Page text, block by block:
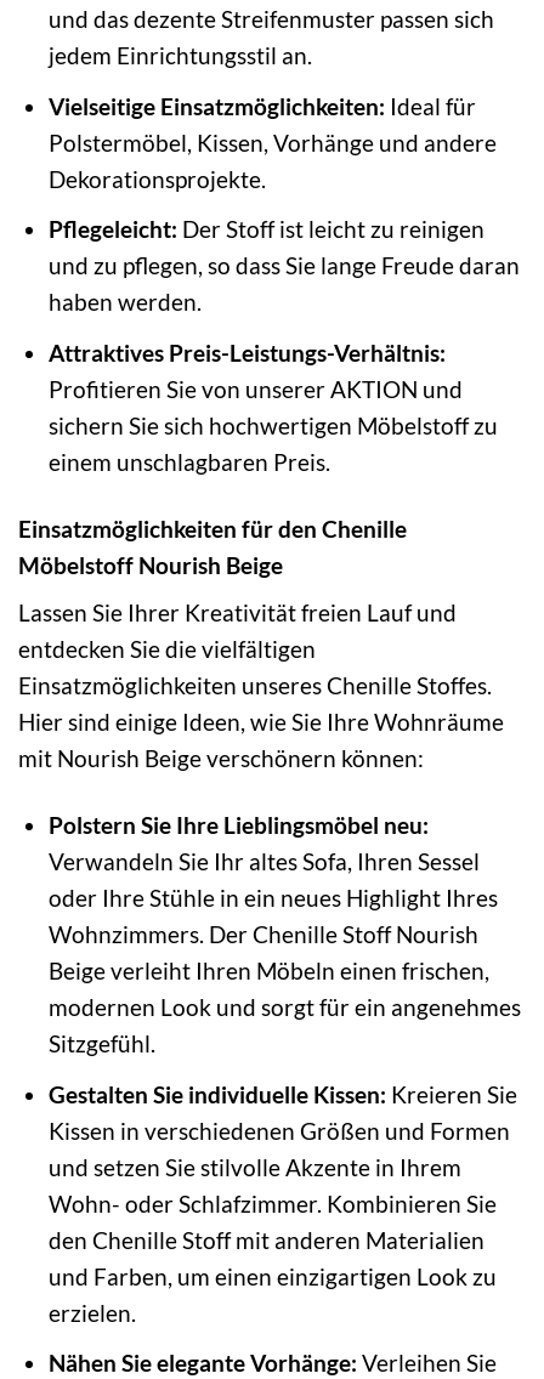
und das dezente Streifenmuster passen sich
jedem Einrichtungsstil an.
Vielseitige Einsatzmöglichkeiten: Ideal für
Polstermöbel, Kissen, Vorhänge und andere
Dekorationsprojekte.
Pflegeleicht: Der Stoff ist leicht zu reinigen
und zu pflegen, so dass Sie lange Freude daran
haben werden.
Attraktives Preis-Leistungs-Verhältnis:
Profitieren Sie von unserer AKTION und
sichern Sie sich hochwertigen Möbelstoff zu
einem unschlagbaren Preis.
Einsatzmöglichkeiten für den Chenille
Möbelstoff Nourish Beige
Lassen Sie Ihrer Kreativität freien Lauf und
entdecken Sie die vielfältigen
Einsatzmöglichkeiten unseres Chenille Stoffes.
Hier sind einige Ideen, wie Sie Ihre Wohnräume
mit Nourish Beige verschönern können:
Polstern Sie Ihre Lieblingsmöbel neu:
Verwandeln Sie Ihr altes Sofa, Ihren Sessel
oder Ihre Stühle in ein neues Highlight Ihres
Wohnzimmers. Der Chenille Stoff Nourish
Beige verleiht Ihren Möbeln einen frischen,
modernen Look und sorgt für ein angenehmes
Sitzgefühl.
Gestalten Sie individuelle Kissen: Kreieren Sie
Kissen in verschiedenen Größen und Formen
und setzen Sie stilvolle Akzente in Ihrem
Wohn- oder Schlafzimmer. Kombinieren Sie
den Chenille Stoff mit anderen Materialien
und Farben, um einen einzigartigen Look zu
erzielen.
Nähen Sie elegante Vorhänge: Verleihen Sie